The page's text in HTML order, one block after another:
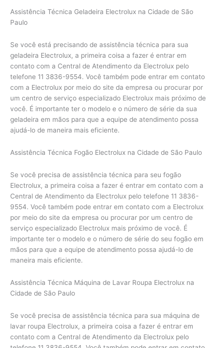
Assistência Técnica Geladeira Electrolux na Cidade de São
Paulo
Se você está precisando de assistência técnica para sua
geladeira Electrolux, a primeira coisa a fazer é entrar em
contato com a Central de Atendimento da Electrolux pelo
telefone 11 3836-9554. Você também pode entrar em contato
com a Electrolux por meio do site da empresa ou procurar por
um centro de serviço especializado Electrolux mais próximo de
você. É importante ter o modelo e o número de série da sua
geladeira em mãos para que a equipe de atendimento possa
ajudá-lo de maneira mais eficiente.
Assistência Técnica Fogão Electrolux na Cidade de São Paulo
Se você precisa de assistência técnica para seu fogão
Electrolux, a primeira coisa a fazer é entrar em contato com a
Central de Atendimento da Electrolux pelo telefone 11 3836-
9554. Você também pode entrar em contato com a Electrolux
por meio do site da empresa ou procurar por um centro de
serviço especializado Electrolux mais próximo de você. É
importante ter o modelo e o número de série do seu fogão em
mãos para que a equipe de atendimento possa ajudá-lo de
maneira mais eficiente.
Assistência Técnica Máquina de Lavar Roupa Electrolux na
Cidade de São Paulo
Se você precisa de assistência técnica para sua máquina de
lavar roupa Electrolux, a primeira coisa a fazer é entrar em
contato com a Central de Atendimento da Electrolux pelo